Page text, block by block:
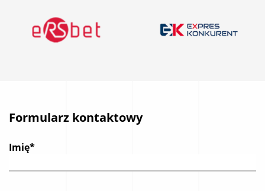
Formularz kontaktowy
Imię*